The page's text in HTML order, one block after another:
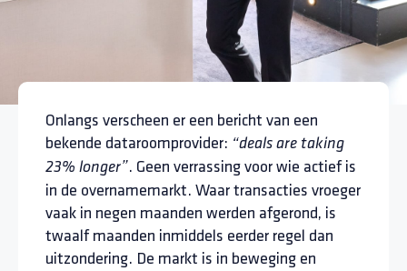
Onlangs verscheen er een bericht van een
bekende dataroomprovider: “deals are taking
23% longer”. Geen verrassing voor wie actief is
in de overnamemarkt. Waar transacties vroeger
vaak in negen maanden werden afgerond, is
twaalf maanden inmiddels eerder regel dan
uitzondering. De markt is in beweging en